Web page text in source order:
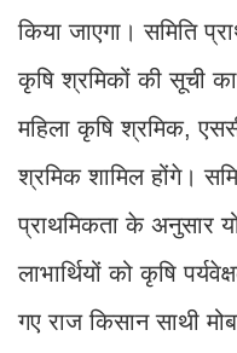
किया जाएगा। समिति
कृषि श्रमिकों की सूची
महिला कृषि श्रमिक,
श्रमिक शामिल होंगे।
प्राथमिकता के अनुसार
लाभार्थियों को कृषि
गए राज किसान साथी